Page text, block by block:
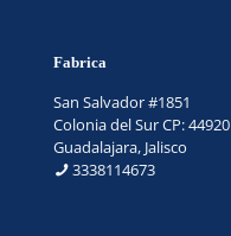
Fabrica
San Salvador #1851
Colonia del Sur CP: 44920
Guadalajara, Jalisco
3338114673